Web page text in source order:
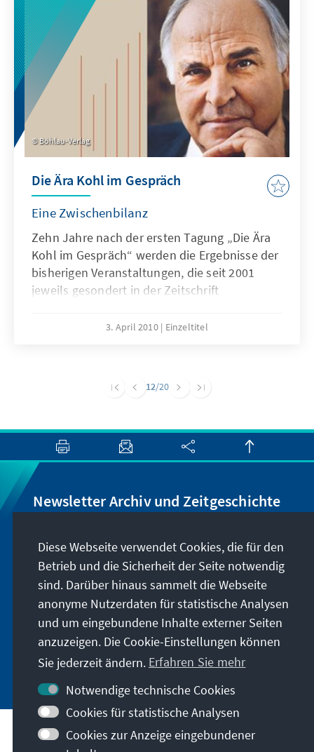
Böhlau-Verlag
Die Ära Kohl im Gespräch
Eine Zwischenbilanz
Zehn Jahre nach der ersten Tagung „Die Ära
Kohl im Gespräch“ werden die Ergebnisse der
bisherigen Veranstaltungen, die seit 2001
jeweils gesondert in der Zeitschrift
veröffentlicht worden sind, zum 80.
Überblick über den bisherigen
Kohl“ nicht nur die deutsche Einheit erreicht
wurde, sondern auch wesentliche
Reformprogramme initiiert worden sind.
3. April 2010 Einzeltitel
12/20
Newsletter Archiv und Zeitgeschichte
Wir informieren Sie über Neuigkeiten rund um
unser Archiv, geben Hinweise zu unseren
zeithistorisch-politischen Veranstaltungen und
machen Sie auf neu erschienene Publikationen
und Formate aufmerksam. Der Newsletter
erscheint vier- bis fünfmal im Jahr.
Jetzt abonnieren
Besuchen Sie auch
Diese Webseite verwendet Cookies, die für den
Betrieb und die Sicherheit der Seite notwendig
sind. Darüber hinaus sammelt die Webseite
anonyme Nutzerdaten für statistische Analysen
und um eingebundene Inhalte externer Seiten
anzuzeigen. Die Cookie-Einstellungen können
Sie jederzeit ändern. Erfahren Sie mehr
Notwendige technische Cookies
Cookies für statistische Analysen
Cookies zur Anzeige eingebundener